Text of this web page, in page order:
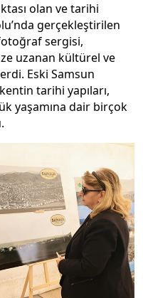
olan ve tarihi
gerçekleştirilen
sergisi,
uzanan kültürel ve
Eski Samsun
tarihi yapıları,
yaşamına dair birçok